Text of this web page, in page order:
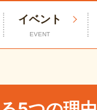
イベント
EVENT